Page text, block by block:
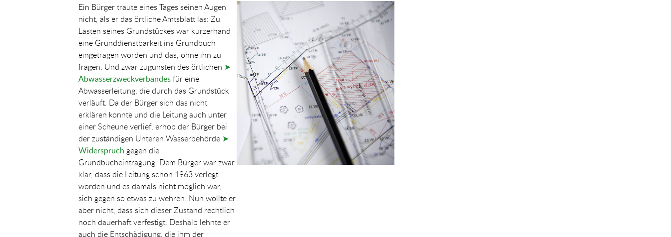
Show larger version for:
Ein Bürger traute eines Tages seinen Augen
nicht, als er das örtliche Amtsblatt las: Zu
Lasten seines Grundstückes war kurzerhand
eine Grunddienstbarkeit ins Grundbuch
eingetragen worden und das, ohne ihn zu
fragen. Und zwar zugunsten des örtlichen ➤
Abwasserzweckverbandesfür eine
Abwasserleitung, die durch das Grundstück
verläuft. Da der Bürger sich das nicht
erklären konnte und die Leitung auch unter
einer Scheune verlief, erhob der Bürger bei
der zuständigen Unteren Wasserbehörde ➤
Widerspruch gegen die
Grundbucheintragung. Dem Bürger war zwar
klar, dass die Leitung schon 1963 verlegt
worden und es damals nicht möglich war,
sich gegen so etwas zu wehren. Nun wollte er
aber nicht, dass sich dieser Zustand rechtlich
noch dauerhaft verfestigt. Deshalb lehnte er
auch die Entschädigung, die ihm der